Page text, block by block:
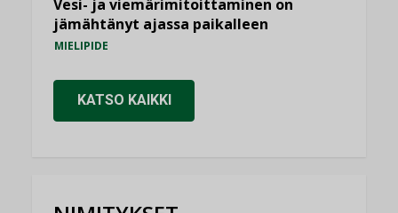
Vesi- ja viemärimitoittaminen on
jämähtänyt ajassa paikalleen
MIELIPIDE
KATSO KAIKKI